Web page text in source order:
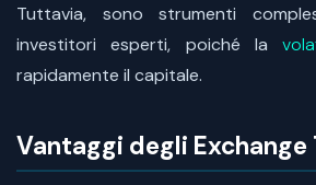
Tuttavia, sono strumenti
investitori esperti, poiché la
rapidamente il capitale.
Vantaggi degli Exchange